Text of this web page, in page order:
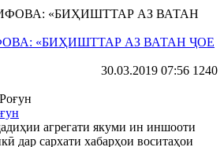
«БИҲИШТТАР АЗ ВАТАН ҶОЕ
30.03.2019 07:56 1240
агрегати якуми ин иншооти
дар сархати хабарҳои воситаҳои